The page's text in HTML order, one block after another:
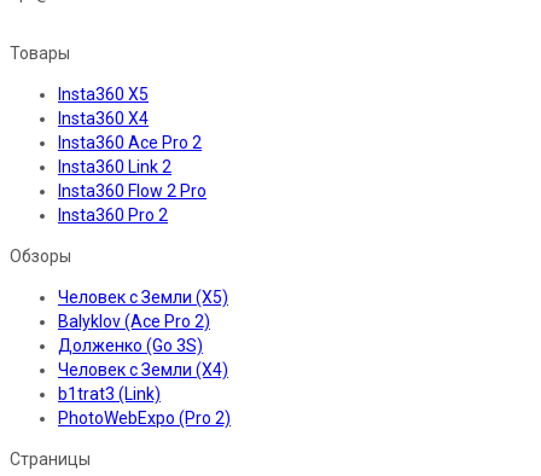
Товары
Insta360 X5
Insta360 X4
Insta360 Ace Pro 2
Insta360 Link 2
Insta360 Flow 2 Pro
Insta360 Pro 2
Обзоры
Человек с Земли (X5)
Balyklov (Ace Pro 2)
Долженко (Go 3S)
Человек с Земли (X4)
b1trat3 (Link)
PhotoWebExpo (Pro 2)
Страницы